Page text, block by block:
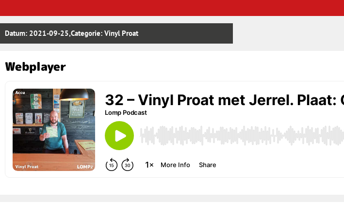
Datum: 2021-09-25,Categorie: Vinyl Proat
Webplayer